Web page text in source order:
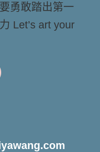
勇敢踏出第一
Let’s art your